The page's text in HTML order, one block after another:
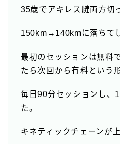
35歳でアキレス腱両方切
150km→140kmに落ちて
最初のセッションは無料
たら次回から有料という
毎日90分セッションし、
た。
キネティックチェーンが